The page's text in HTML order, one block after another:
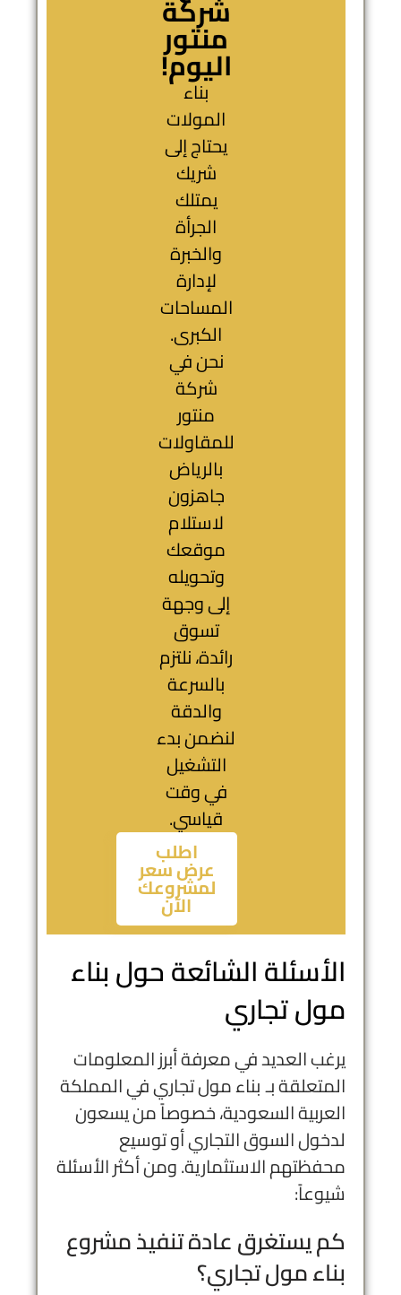
شركة
منتور
اليوم!
بناء
المولات
يحتاج إلى
شريك
يمتلك
الجرأة
والخبرة
لإدارة
المساحات
الكبرى.
نحن في
شركة
منتور
للمقاولات
بالرياض
جاهزون
لاستلام
موقعك
وتحويله
إلى وجهة
تسوق
رائدة، نلتزم
بالسرعة
والدقة
لنضمن بدء
التشغيل
في وقت
قياسي.
اطلب
عرض سعر
لمشروعك
الآن
الأسئلة الشائعة حول بناء
مول تجاري
يرغب العديد في معرفة أبرز المعلومات
المتعلقة بـ بناء مول تجاري في المملكة
العربية السعودية، خصوصاً من يسعون
لدخول السوق التجاري أو توسيع
محفظتهم الاستثمارية. ومن أكثر الأسئلة
شيوعاً:
كم يستغرق عادة تنفيذ مشروع
بناء مول تجاري؟